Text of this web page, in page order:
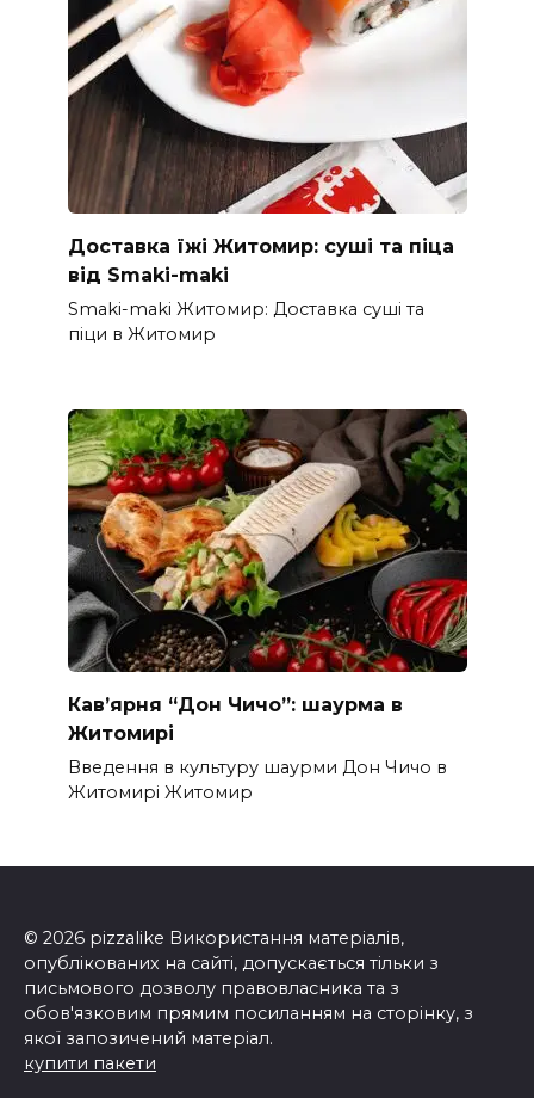
Доставка їжі Житомир: суші та піца
від Smaki-maki
Smaki-maki Житомир: Доставка суші та
піци в Житомир
Кав’ярня “Дон Чичо”: шаурма в
Житомирі
Введення в культуру шаурми Дон Чичо в
Житомирі Житомир
© 2026 pizzalike Використання матеріалів,
опублікованих на сайті, допускається тільки з
письмового дозволу правовласника та з
обов'язковим прямим посиланням на сторінку, з
якої запозичений матеріал.
купити пакети